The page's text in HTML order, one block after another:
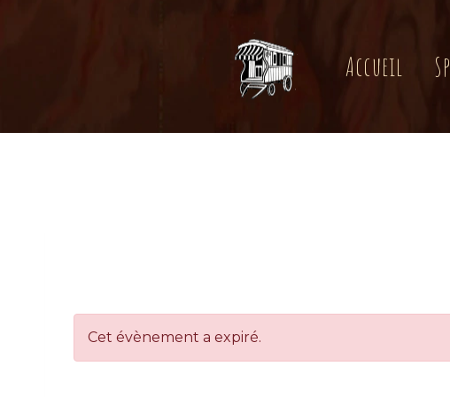
Accueil
Cet évènement a expiré.